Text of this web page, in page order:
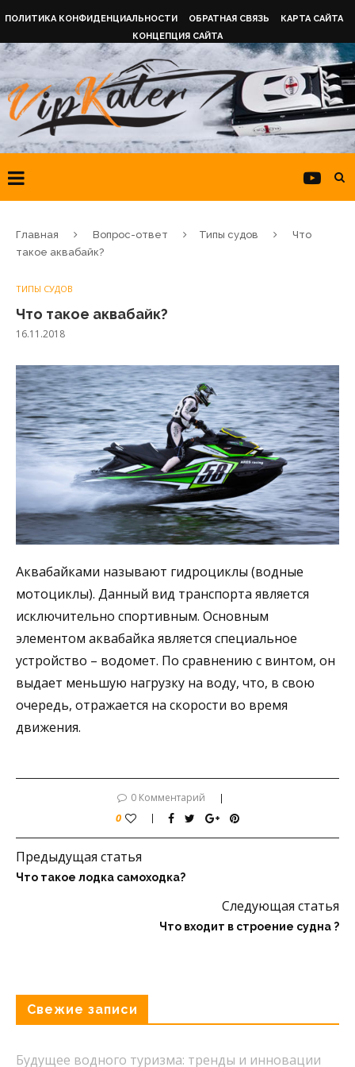
ПОЛИТИКА КОНФИДЕНЦИАЛЬНОСТИ ОБРАТНАЯ СВЯЗЬ
КАРТА САЙТА
КОНЦЕПЦИЯ САЙТА
Главная Вопрос-ответ Типы судов
Что
такое аквабайк?
ТИПЫ СУДОВ
Что такое аквабайк?
16.11.2018
Аквабайками называют гидроциклы (водные
мотоциклы). Данный вид транспорта является
исключительно спортивным. Основным
элементом аквабайка является специальное
устройство – водомет. По сравнению с винтом, он
выдает меньшую нагрузку на воду, что, в свою
очередь, отражается на скорости во время
движения.
0 Комментарий
0
Предыдущая статья
Что такое лодка самоходка?
Следующая статья
Что входит в строение судна ?
Свежие записи
Будущее водного туризма: тренды и инновации